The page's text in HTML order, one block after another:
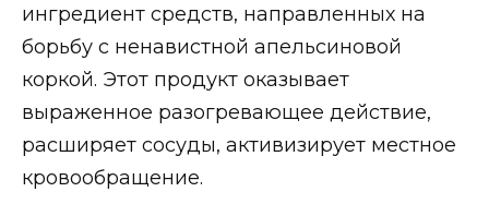
ингредиент средств, направленных на
борьбу с ненавистной апельсиновой
коркой. Этот продукт оказывает
выраженное разогревающее действие,
расширяет сосуды, активизирует местное
кровообращение.